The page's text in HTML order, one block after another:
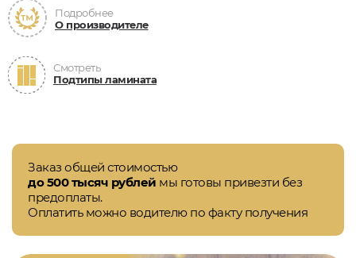
Подробнее
О производителе
Смотреть
Подтипы ламината
Заказ общей стоимостью
до 500 тысяч рублей мы готовы привезти без
предоплаты.
Оплатить можно водителю по факту получения